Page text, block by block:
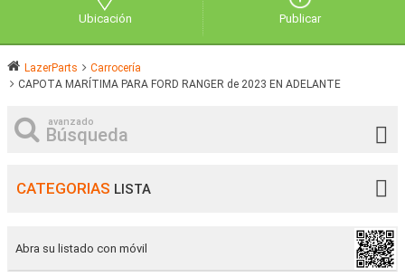
Ubicación Publicar
LazerParts
Carrocería
CAPOTA MARÍTIMA PARA FORD RANGER de 2023 EN ADELANTE
avanzado
Búsqueda
CATEGORIAS LISTA
Abra su listado con móvil